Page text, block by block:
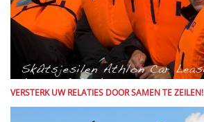
VERSTERK UW RELATIES DOOR SAMEN TE ZEILEN!